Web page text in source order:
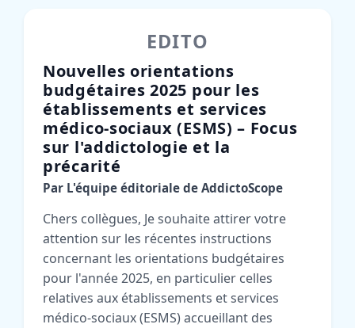
EDITO
Nouvelles orientations
budgétaires 2025 pour les
établissements et services
médico-sociaux (ESMS) – Focus
sur l'addictologie et la
précarité
Par L'équipe éditoriale de AddictoScope
Chers collègues, Je souhaite attirer votre
attention sur les récentes instructions
concernant les orientations budgétaires
pour l'année 2025, en particulier celles
relatives aux établissements et services
médico-sociaux (ESMS) accueillant des